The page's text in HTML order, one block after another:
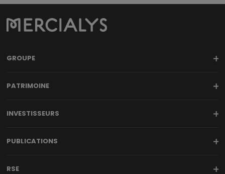
GROUPE
PATRIMOINE
INVESTISSEURS
PUBLICATIONS
RSE